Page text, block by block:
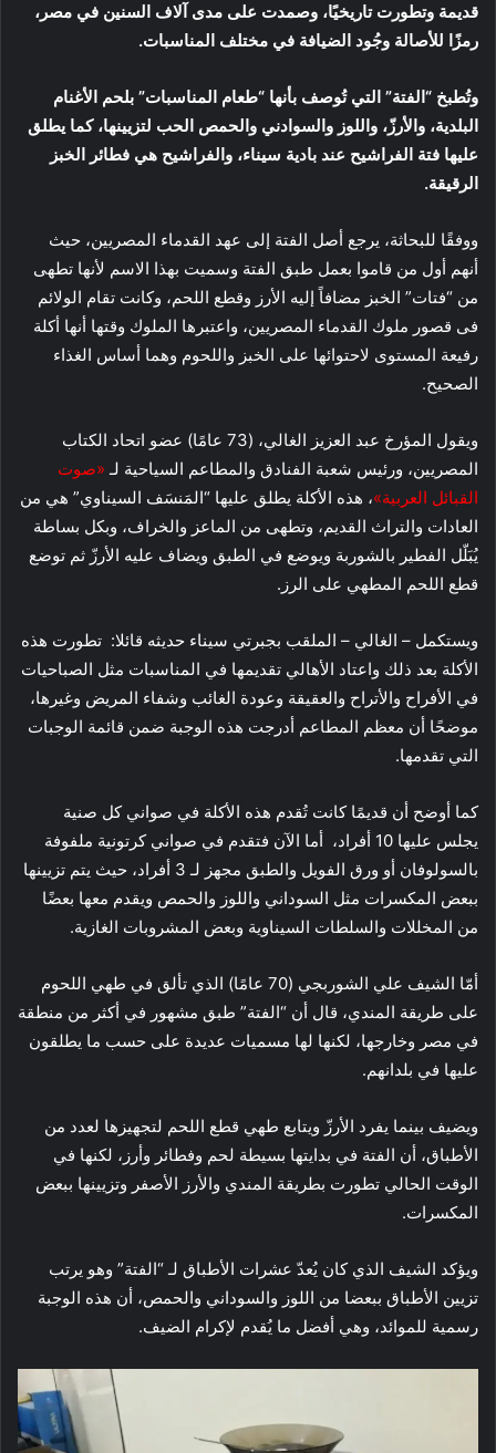
قديمة وتطورت تاريخيًا، وصمدت على مدى آلاف السنين في مصر،
رمزًا للأصالة وجُود الضيافة في مختلف المناسبات.
وتُطبخ “الفتة” التي تُوصف بأنها “طعام المناسبات” بلحم الأغنام
البلدية، والأرزّ، واللوز والسوادني والحمص الحب لتزيينها، كما يطلق
عليها فتة الفراشيح عند بادية سيناء، والفراشيح هي فطائر الخبز
الرقيقة.
ووفقًا للبحاثة، يرجع أصل الفتة إلى عهد القدماء المصريين، حيث
أنهم أول من قاموا بعمل طبق الفتة وسميت بهذا الاسم لأنها تطهى
من “فتات” الخبز مضافاً إليه الأرز وقطع اللحم، وكانت تقام الولائم
فى قصور ملوك القدماء المصريين، واعتبرها الملوك وقتها أنها أكلة
رفيعة المستوى لاحتوائها على الخبز واللحوم وهما أساس الغذاء
الصحيح.
ويقول المؤرخ عبد العزيز الغالي، (73 عامًا) عضو اتحاد الكتاب
المصريين، ورئيس شعبة الفنادق والمطاعم السياحية لـ «صوت
القبائل العربية»، هذه الأكلة يطلق عليها “المَنسَف السيناوي” هي من
العادات والتراث القديم، وتطهى من الماعز والخراف، وبكل بساطة
يُبَلّل الفطير بالشوربة ويوضع في الطبق ويضاف عليه الأرزّ ثم توضع
قطع اللحم المطهي على الرز.
ويستكمل – الغالي – الملقب بجبرتي سيناء حديثه قائلا: تطورت هذه
الأكلة بعد ذلك واعتاد الأهالي تقديمها في المناسبات مثل الصباحيات
في الأفراح والأتراح والعقيقة وعودة الغائب وشفاء المريض وغيرها،
موضحًا أن معظم المطاعم أدرجت هذه الوجبة ضمن قائمة الوجبات
التي تقدمها.
كما أوضح أن قديمًا كانت تُقدم هذه الأكلة في صواني كل صنية
يجلس عليها 10 أفراد، أما الآن فتقدم في صواني كرتونية ملفوفة
بالسولوفان أو ورق الفويل والطبق مجهز لـ 3 أفراد، حيث يتم تزيينها
ببعض المكسرات مثل السوداني واللوز والحمص ويقدم معها بعضًا
من المخللات والسلطات السيناوية وبعض المشروبات الغازية.
أمّا الشيف علي الشوربجي (70 عامًا) الذي تألق في طهي اللحوم
على طريقة المندي، قال أن “الفتة” طبق مشهور في أكثر من منطقة
في مصر وخارجها، لكنها لها مسميات عديدة على حسب ما يطلقون
عليها في بلدانهم.
ويضيف بينما يفرد الأرزّ ويتابع طهي قطع اللحم لتجهيزها لعدد من
الأطباق، أن الفتة في بدايتها بسيطة لحم وفطائر وأرز، لكنها في
الوقت الحالي تطورت بطريقة المندي والأرز الأصفر وتزيينها ببعض
المكسرات.
ويؤكد الشيف الذي كان يُعدّ عشرات الأطباق لـ “الفتة” وهو يرتب
تزيين الأطباق ببعضا من اللوز والسوداني والحمص، أن هذه الوجبة
رسمية للموائد، وهي أفضل ما يُقدم لإكرام الضيف.